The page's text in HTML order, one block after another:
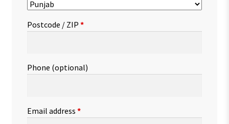
Postcode / ZIP *
Phone (optional)
Email address *